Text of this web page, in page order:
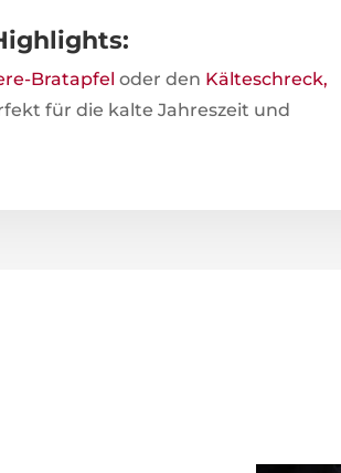
Bratapfel oder den Kälteschreck,
für die kalte Jahreszeit und